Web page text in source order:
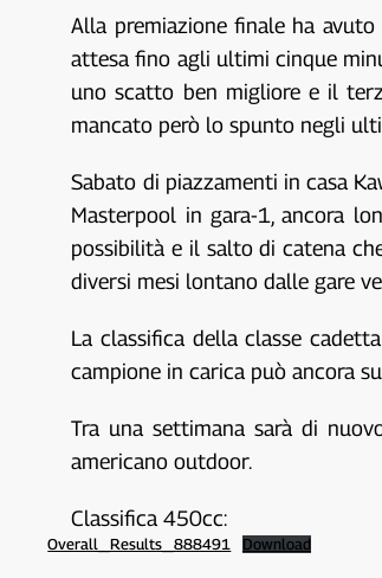
Alla premiazione finale ha
attesa fino agli ultimi cinque
uno scatto ben migliore e il
mancato però lo spunto negli
Sabato di piazzamenti in casa
Masterpool in gara-1, ancora
possibilità e il salto di catena
diversi mesi lontano dalle gare
La classifica della classe
campione in carica può ancora
Tra una settimana sarà di
americano outdoor.
Classifica 450cc:
Overall_Results_888491 Download